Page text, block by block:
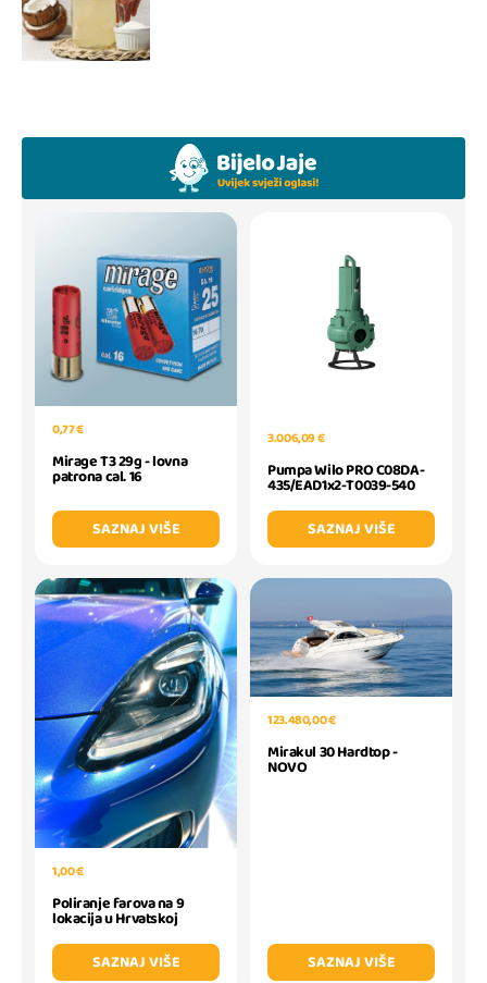
0,77 €
Mirage T3 29g - lovna
patrona cal. 16
SAZNAJ VIŠE
3.006,09 €
Pumpa Wilo PRO C08DA-
435/EAD1x2-T0039-540
SAZNAJ VIŠE
1,00 €
Poliranje farova na 9
lokacija u Hrvatskoj
SAZNAJ VIŠE
123.480,00 €
Mirakul 30 Hardtop -
NOVO
SAZNAJ VIŠE